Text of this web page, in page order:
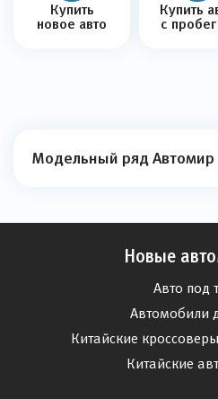
Купить
новое авто
Купить
с
Модельный ряд Автомир
Новые
Авто под
Автомобили
Китайские
Китайские